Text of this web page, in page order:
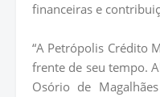
financeiras e
“A Petrópolis Crédito
frente de seu tempo.
Osório de